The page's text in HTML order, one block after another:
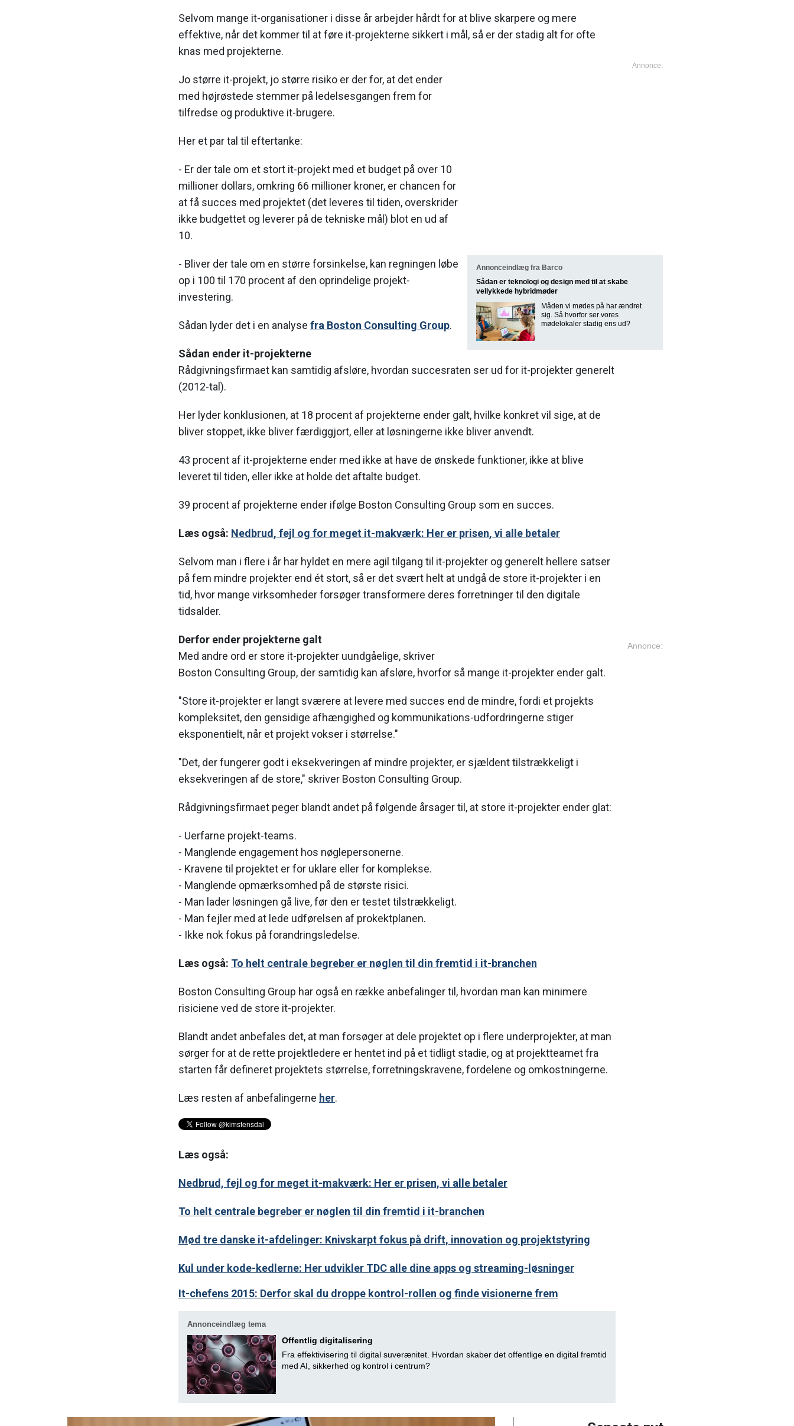
Annonceindlæg fra Barco
Sådan er teknologi og design med til at skabe
vellykkede hybridmøder
Måden vi mødes på har ændret
sig. Så hvorfor ser vores
mødelokaler stadig ens ud?
Selvom mange it-organisationer i disse år arbejder hårdt for at blive skarpere og mere
effektive, når det kommer til at føre it-projekterne sikkert i mål, så er der stadig alt for ofte
knas med projekterne.
Jo større it-projekt, jo større risiko er der for, at det ender
med højrøstede stemmer på ledelsesgangen frem for
tilfredse og produktive it-brugere.
Her et par tal til eftertanke:
- Er der tale om et stort it-projekt med et budget på over 10
millioner dollars, omkring 66 millioner kroner, er chancen for
at få succes med projektet (det leveres til tiden, overskrider
ikke budgettet og leverer på de tekniske mål) blot en ud af
10.
- Bliver der tale om en større forsinkelse, kan regningen løbe
op i 100 til 170 procent af den oprindelige projekt-
investering.
Sådan lyder det i en analyse fra Boston Consulting Group.
Sådan ender it-projekterne
Rådgivningsfirmaet kan samtidig afsløre, hvordan succesraten ser ud for it-projekter generelt
(2012-tal).
Her lyder konklusionen, at 18 procent af projekterne ender galt, hvilke konkret vil sige, at de
bliver stoppet, ikke bliver færdiggjort, eller at løsningerne ikke bliver anvendt.
43 procent af it-projekterne ender med ikke at have de ønskede funktioner, ikke at blive
leveret til tiden, eller ikke at holde det aftalte budget.
39 procent af projekterne ender ifølge Boston Consulting Group som en succes.
Læs også: Nedbrud, fejl og for meget it-makværk: Her er prisen, vi alle betaler
Selvom man i flere i år har hyldet en mere agil tilgang til it-projekter og generelt hellere satser
på fem mindre projekter end ét stort, så er det svært helt at undgå de store it-projekter i en
tid, hvor mange virksomheder forsøger transformere deres forretninger til den digitale
tidsalder.
Annonce:
Derfor ender projekterne galt
Med andre ord er store it-projekter uundgåelige, skriver
Boston Consulting Group, der samtidig kan afsløre, hvorfor så mange it-projekter ender galt.
"Store it-projekter er langt sværere at levere med succes end de mindre, fordi et projekts
kompleksitet, den gensidige afhængighed og kommunikations-udfordringerne stiger
eksponentielt, når et projekt vokser i størrelse."
"Det, der fungerer godt i eksekveringen af mindre projekter, er sjældent tilstrækkeligt i
eksekveringen af de store," skriver Boston Consulting Group.
Rådgivningsfirmaet peger blandt andet på følgende årsager til, at store it-projekter ender glat:
- Uerfarne projekt-teams.
- Manglende engagement hos nøglepersonerne.
- Kravene til projektet er for uklare eller for komplekse.
- Manglende opmærksomhed på de største risici.
- Man lader løsningen gå live, før den er testet tilstrækkeligt.
- Man fejler med at lede udførelsen af prokektplanen.
- Ikke nok fokus på forandringsledelse.
Læs også: To helt centrale begreber er nøglen til din fremtid i it-branchen
Boston Consulting Group har også en række anbefalinger til, hvordan man kan minimere
risiciene ved de store it-projekter.
Blandt andet anbefales det, at man forsøger at dele projektet op i flere underprojekter, at man
sørger for at de rette projektledere er hentet ind på et tidligt stadie, og at projektteamet fra
starten får defineret projektets størrelse, forretningskravene, fordelene og omkostningerne.
Læs resten af anbefalingerne her.
Læs også:
Nedbrud, fejl og for meget it-makværk: Her er prisen, vi alle betaler
To helt centrale begreber er nøglen til din fremtid i it-branchen
Mød tre danske it-afdelinger: Knivskarpt fokus på drift, innovation og projektstyring
Kul under kode-kedlerne: Her udvikler TDC alle dine apps og streaming-løsninger
It-chefens 2015: Derfor skal du droppe kontrol-rollen og finde visionerne frem
Annonceindlæg tema
Offentlig digitalisering
Fra effektivisering til digital suverænitet. Hvordan skaber det offentlige en digital fremtid
med AI, sikkerhed og kontrol i centrum?